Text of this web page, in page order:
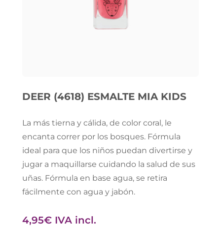
DEER (4618) ESMALTE MIA KIDS
La más tierna y cálida, de color coral, le
encanta correr por los bosques. Fórmula
ideal para que los niños puedan divertirse y
jugar a maquillarse cuidando la salud de sus
uñas. Fórmula en base agua, se retira
fácilmente con agua y jabón.
4,95€ IVA incl.